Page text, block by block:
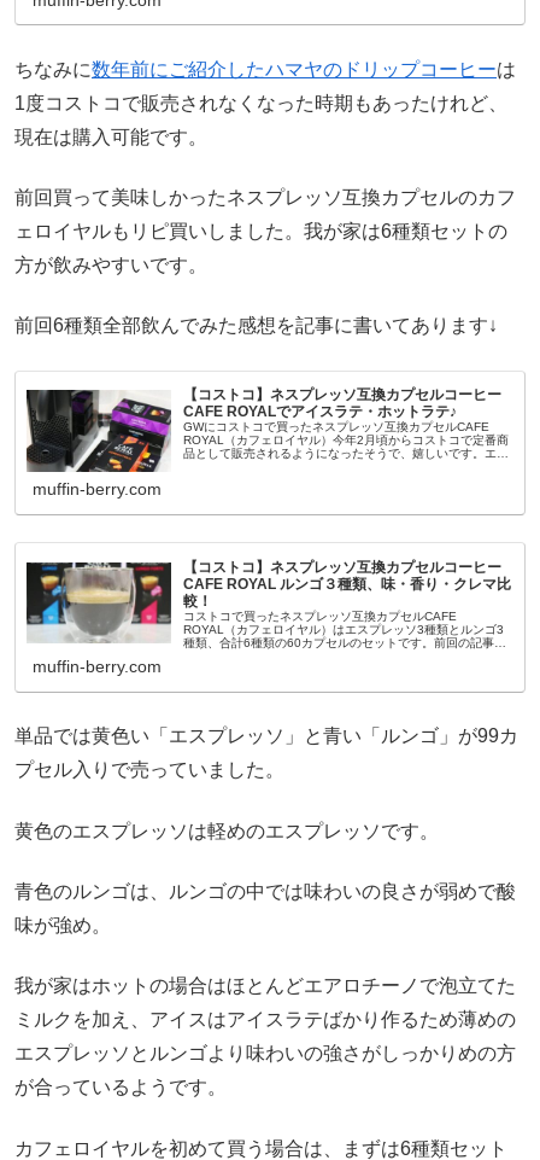
ちなみに数年前にご紹介したハマヤのドリップコーヒーは
1度コストコで販売されなくなった時期もあったけれど、
現在は購入可能です。
前回買って美味しかったネスプレッソ互換カプセルのカフ
ェロイヤルもリピ買いしました。我が家は6種類セットの
方が飲みやすいです。
前回6種類全部飲んでみた感想を記事に書いてあります↓
【コストコ】ネスプレッソ互換カプセルコーヒー
CAFE ROYALでアイスラテ・ホットラテ♪
GWにコストコで買ったネスプレッソ互換カプセルCAFE
ROYAL（カフェロイヤル）今年2月頃からコストコで定番商
品として販売されるようになったそうで、嬉しいです。エス
muffin-berry.com
【コストコ】ネスプレッソ互換カプセルコーヒー
CAFE ROYAL ルンゴ３種類、味・香り・クレマ比
較！
コストコで買ったネスプレッソ互換カプセルCAFE
ROYAL（カフェロイヤル）はエスプレッソ3種類とルンゴ3
種類、合計6種類の60カプセルのセットです。前回の記事で
muffin-berry.com
単品では黄色い「エスプレッソ」と青い「ルンゴ」が99カ
プセル入りで売っていました。
黄色のエスプレッソは軽めのエスプレッソです。
青色のルンゴは、ルンゴの中では味わいの良さが弱めで酸
味が強め。
我が家はホットの場合はほとんどエアロチーノで泡立てた
ミルクを加え、アイスはアイスラテばかり作るため薄めの
エスプレッソとルンゴより味わいの強さがしっかりめの方
が合っているようです。
カフェロイヤルを初めて買う場合は、まずは6種類セット